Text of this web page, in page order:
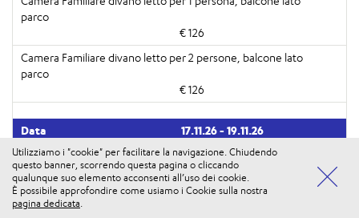
€ 126
€ 126
17.11.26 - 19.11.26
2 notti
€ 109
Vuoi usufruire di tutti i vantaggi di iosi PLUS? Accedi alla
tua Area Personale
Utilizziamo i "cookie" per facilitare la navigazione. Chiudendo
questo banner, scorrendo questa pagina o cliccando
qualunque suo elemento acconsenti all’uso dei cookie.
È possibile approfondire come usiamo i Cookie sulla nostra
pagina dedicata.